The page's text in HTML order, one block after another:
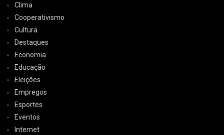
Clima
Cooperativismo
Cultura
Destaques
Economia
Educação
Eleições
Empregos
Esportes
Eventos
Internet